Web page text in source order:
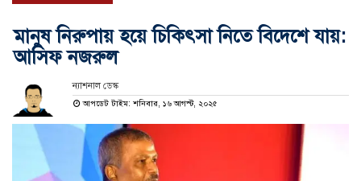
মানুষ নিরুপায় হয়ে চিকিৎসা নিতে বিদেশে যায়:
আসিফ নজরুল
ন্যাশনাল ডেস্ক
আপডেট টাইম: শনিবার, ১৬ আগস্ট, ২০২৫